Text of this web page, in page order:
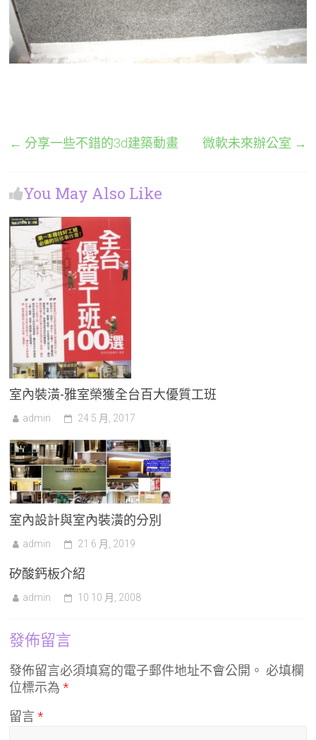
← 分享一些不錯的3d建築動畫 微軟未來辦公室 →
You May Also Like
室內裝潢-雅室榮獲全台百大優質工班
admin 24 5 月, 2017
室內設計與室內裝潢的分別
admin 21 6 月, 2019
矽酸鈣板介紹
admin 10 10 月, 2008
發佈留言
發佈留言必須填寫的電子郵件地址不會公開。 必填欄
位標示為*
留言*